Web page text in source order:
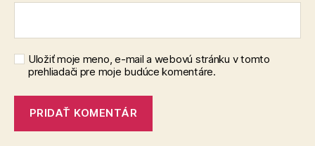
Uložiť moje meno, e-mail a webovú stránku v tomto
prehliadači pre moje budúce komentáre.